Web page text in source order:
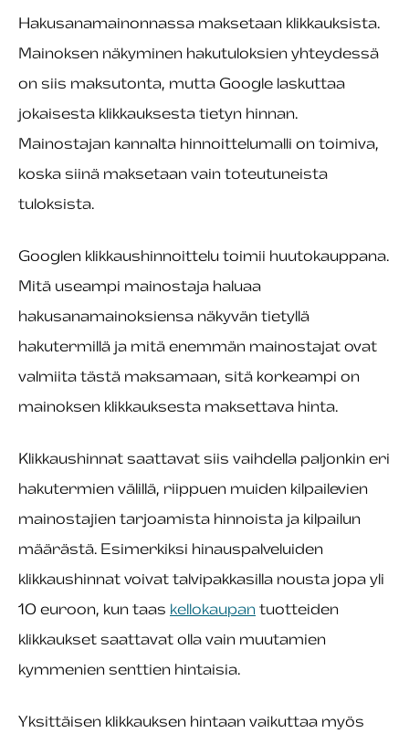
Hakusanamainonnassa maksetaan klikkauksista.
Mainoksen näkyminen hakutuloksien yhteydessä
on siis maksutonta, mutta Google laskuttaa
jokaisesta klikkauksesta tietyn hinnan.
Mainostajan kannalta hinnoittelumalli on toimiva,
koska siinä maksetaan vain toteutuneista
tuloksista.
Googlen klikkaushinnoittelu toimii huutokauppana.
Mitä useampi mainostaja haluaa
hakusanamainoksiensa näkyvän tietyllä
hakutermillä ja mitä enemmän mainostajat ovat
valmiita tästä maksamaan, sitä korkeampi on
mainoksen klikkauksesta maksettava hinta.
Klikkaushinnat saattavat siis vaihdella paljonkin eri
hakutermien välillä, riippuen muiden kilpailevien
mainostajien tarjoamista hinnoista ja kilpailun
määrästä. Esimerkiksi hinauspalveluiden
klikkaushinnat voivat talvipakkasilla nousta jopa yli
10 euroon, kun taas kellokaupan tuotteiden
klikkaukset saattavat olla vain muutamien
kymmenien senttien hintaisia.
Yksittäisen klikkauksen hintaan vaikuttaa myös